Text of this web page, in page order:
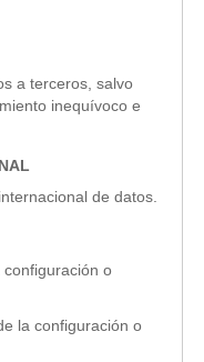
a terceros, salvo
inequívoco e
de datos.
configuración o
la configuración o